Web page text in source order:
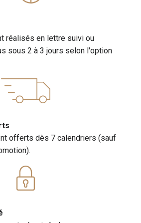
réalisés en lettre suivi ou
sous 2 à 3 jours selon l'option
offerts dès 7 calendriers (sauf